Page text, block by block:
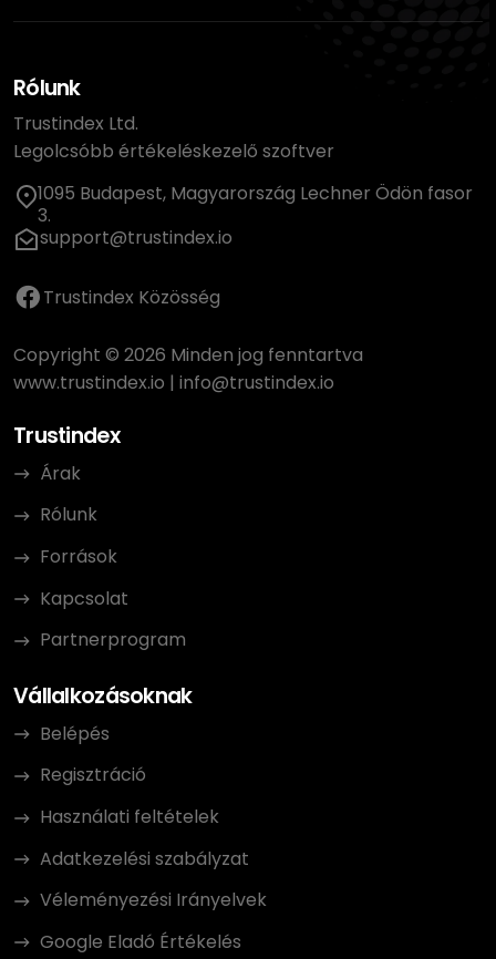
Rólunk
Trustindex Ltd.
Legolcsóbb értékeléskezelő szoftver
1095 Budapest, Magyarország Lechner Ödön fasor
3.
support@trustindex.io
Trustindex Közösség
Copyright © 2026 Minden jog fenntartva
www.trustindex.io | info@trustindex.io
Trustindex
Árak
Rólunk
Források
Kapcsolat
Partnerprogram
Vállalkozásoknak
Belépés
Regisztráció
Használati feltételek
Adatkezelési szabályzat
Véleményezési Irányelvek
Google Eladó Értékelés